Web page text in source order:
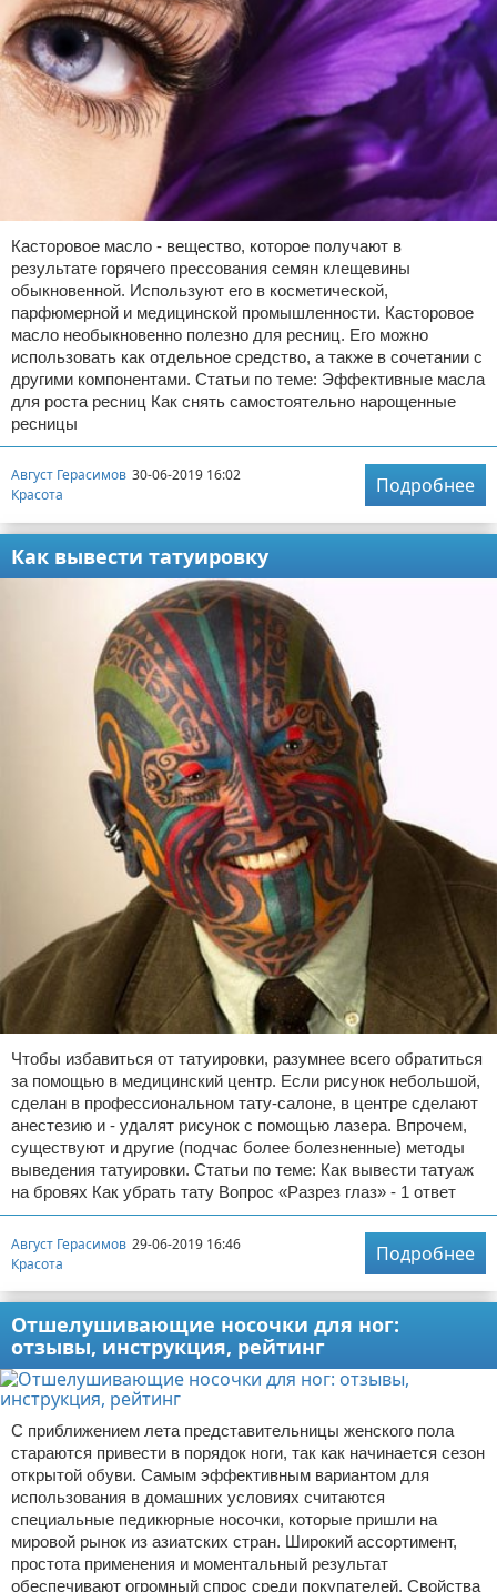
Касторовое масло - вещество, которое получают в
результате горячего прессования семян клещевины
обыкновенной. Используют его в косметической,
парфюмерной и медицинской промышленности. Касторовое
масло необыкновенно полезно для ресниц. Его можно
использовать как отдельное средство, а также в сочетании с
другими компонентами. Статьи по теме: Эффективные масла
для роста ресниц Как снять самостоятельно нарощенные
ресницы
Август Герасимов 30-06-2019 16:02
Красота
Подробнее
Как вывести татуировку
Чтобы избавиться от татуировки, разумнее всего обратиться
за помощью в медицинский центр. Если рисунок небольшой,
сделан в профессиональном тату-салоне, в центре сделают
анестезию и - удалят рисунок с помощью лазера. Впрочем,
существуют и другие (подчас более болезненные) методы
выведения татуировки. Статьи по теме: Как вывести татуаж
на бровях Как убрать тату Вопрос «Разрез глаз» - 1 ответ
Август Герасимов 29-06-2019 16:46
Красота
Подробнее
Отшелушивающие носочки для ног:
отзывы, инструкция, рейтинг
С приближением лета представительницы женского пола
стараются привести в порядок ноги, так как начинается сезон
открытой обуви. Самым эффективным вариантом для
использования в домашних условиях считаются
специальные педикюрные носочки, которые пришли на
мировой рынок из азиатских стран. Широкий ассортимент,
простота применения и моментальный результат
обеспечивают огромный спрос среди покупателей. Свойства